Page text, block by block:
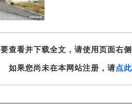
要查看并下载全文，请使用页面右
如果您尚未在本网站注册，请点